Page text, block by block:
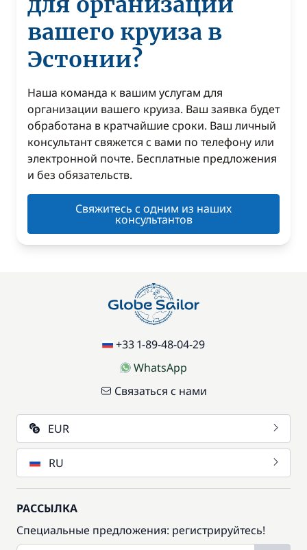
вашего круиза в
Эстонии?
Наша команда к вашим услугам для
организации вашего круиза. Ваш заявка будет
обработана в кратчайшие сроки. Ваш личный
консультант свяжется с вами по телефону или
электронной почте. Бесплатные предложения
и без обязательств.
Свяжитесь с одним из наших
консультантов
+33 1-89-48-04-29
WhatsApp
Связаться с нами
EUR
RU
РАССЫЛКА
Специальные предложения: регистрируйтесь!